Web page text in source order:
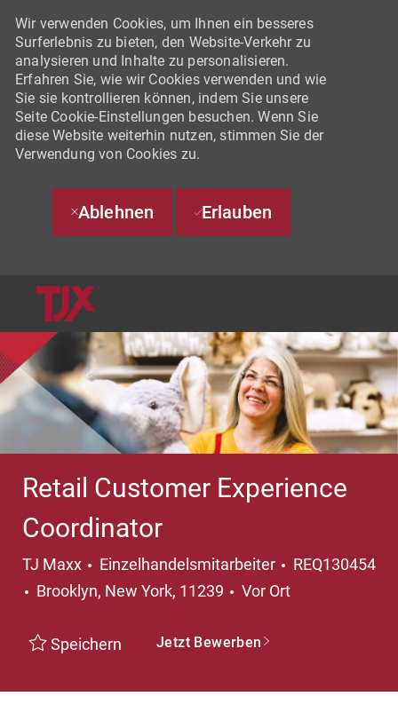
Wir verwenden Cookies, um Ihnen ein besseres
Surferlebnis zu bieten, den Website-Verkehr zu
analysieren und Inhalte zu personalisieren.
Erfahren Sie, wie wir Cookies verwenden und wie
Sie sie kontrollieren können, indem Sie unsere
Seite Cookie-Einstellungen besuchen. Wenn Sie
diese Website weiterhin nutzen, stimmen Sie der
Verwendung von Cookies zu.
Ablehnen Erlauben
Retail Customer Experience
Coordinator
TJ Maxx Kategorie
Einzelhandelsmitarbeiter
REQ130454
Ort
Brooklyn, New York, 11239 Vor Ort
Speichern Jetzt Bewerben